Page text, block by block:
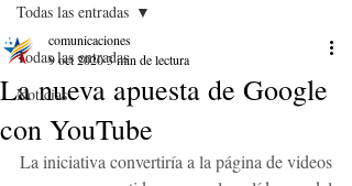
Todas las entradas
Noticias
Todas las entradas
La nueva apuesta de Google
con YouTube
comunicaciones
9 oct 20203 min de lectura
La iniciativa convertiría a la página de videos